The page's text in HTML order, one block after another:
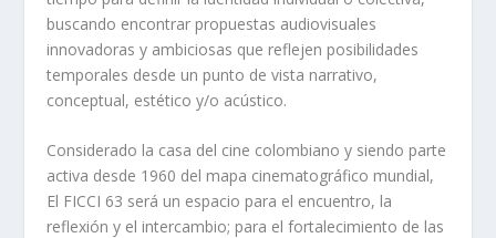
buscando encontrar propuestas audiovisuales
innovadoras y ambiciosas que reflejen posibilidades
temporales desde un punto de vista narrativo,
conceptual, estético y/o acústico.
Considerado la casa del cine colombiano y siendo parte
activa desde 1960 del mapa cinematográfico mundial,
El FICCI 63 será un espacio para el encuentro, la
reflexión y el intercambio; para el fortalecimiento de las